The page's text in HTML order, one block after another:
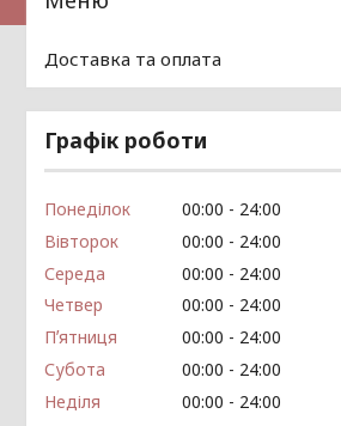
Доставка та оплата
Графік роботи
Понеділок 00:00
24:00
Вівторок
00:00
24:00
Середа
00:00
24:00
Четвер
00:00
24:00
Пʼятниця
00:00
24:00
Субота
00:00
24:00
Неділя
00:00 24:00